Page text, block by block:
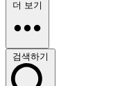
더 보기
검색하기